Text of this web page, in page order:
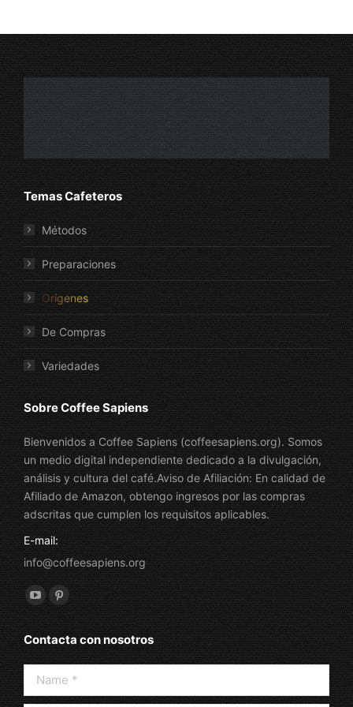
Temas Cafeteros
Métodos
Preparaciones
Orígenes
De Compras
Variedades
Sobre Coffee Sapiens
Bienvenidos a Coffee Sapiens (coffeesapiens.org). Somos
un medio digital independiente dedicado a la divulgación,
análisis y cultura del café.Aviso de Afiliación: En calidad de
Afiliado de Amazon, obtengo ingresos por las compras
adscritas que cumplen los requisitos aplicables.
E-mail:
info@coffeesapiens.org
Find us on:
YouTube
page
opens
in
new
Pinterest
page
opens
in
new
Contacta con nosotros
Name *